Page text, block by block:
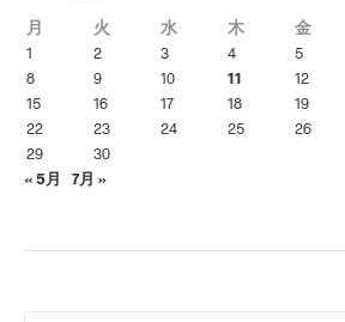
月 火 水 木 金
1 2 3 4 5
8
9 10 11 12
15
16 17 18 19
22
23 24 25 26
29
30
« 5月
7月 »